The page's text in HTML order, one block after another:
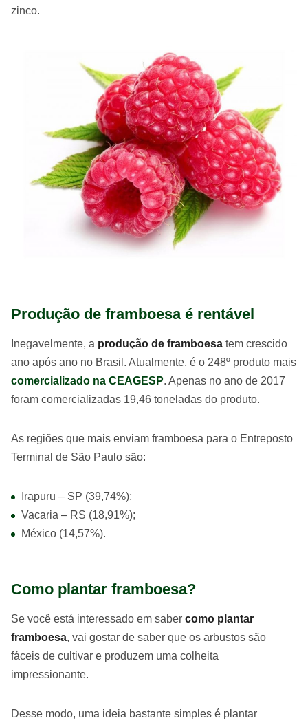
zinco.
Produção de framboesa é rentável
Inegavelmente, a produção de framboesa tem crescido
ano após ano no Brasil. Atualmente, é o 248º produto mais
comercializado na CEAGESP. Apenas no ano de 2017
foram comercializadas 19,46 toneladas do produto.
As regiões que mais enviam framboesa para o Entreposto
Terminal de São Paulo são:
Irapuru – SP (39,74%);
Vacaria – RS (18,91%);
México (14,57%).
Como plantar framboesa?
Se você está interessado em saber como plantar
framboesa, vai gostar de saber que os arbustos são
fáceis de cultivar e produzem uma colheita
impressionante.
Desse modo, uma ideia bastante simples é plantar